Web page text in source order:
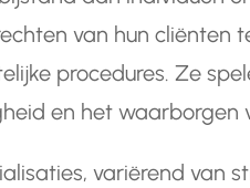
van hun cliënten
procedures. Ze
en het waarborgen
variërend van